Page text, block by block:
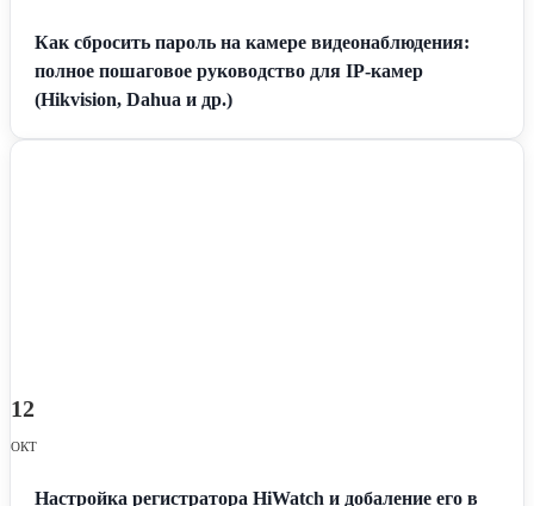
Как сбросить пароль на камере видеонаблюдения:
полное пошаговое руководство для IP-камер
(Hikvision, Dahua и др.)
12
ОКТ
Настройка регистратора HiWatch и добаление его в